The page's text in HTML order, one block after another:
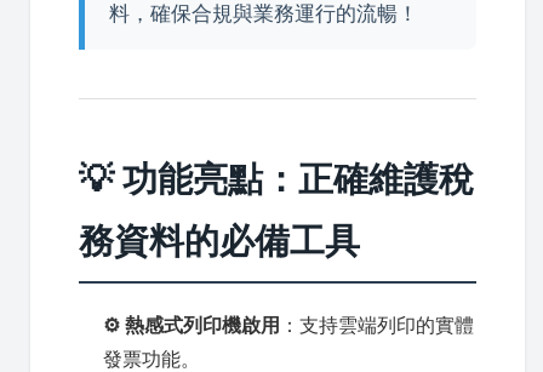
料，確保合規與業務運行的流暢！
💡 功能亮點：正確維護稅
務資料的必備工具
⚙️ 熱感式列印機啟用 ：支持雲端列印的實體
發票功能。